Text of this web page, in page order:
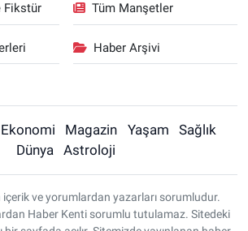
Fikstür Tüm Manşetler
Haber Arşivi
Ekonomi Magazin Yaşam
Sağlık
Dünya
Astroloji
içerik ve yorumlardan yazarları sorumludur.
Haber Kenti sorumlu tutulamaz. Sitedeki